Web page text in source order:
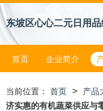
东坡区心心二元日用
首页 企业简介
当前位置： 首页 > 产品
济实惠的有机蔬菜供应与